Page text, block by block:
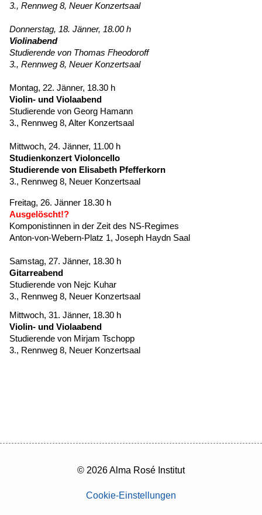
3., Rennweg 8, Neuer Konzertsaal
Donnerstag, 18. Jänner, 18.00 h
Violinabend
Studierende von Thomas Fheodoroff
3., Rennweg 8, Neuer Konzertsaal
Montag, 22. Jänner, 18.30 h
Violin- und Violaabend
Studierende von Georg Hamann
3., Rennweg 8, Alter Konzertsaal
Mittwoch, 24. Jänner, 11.00 h
Studienkonzert Violoncello
Studierende von Elisabeth Pfefferkorn
3., Rennweg 8, Neuer Konzertsaal
Freitag, 26. Jänner 18.30 h
Ausgelöscht!?
Komponistinnen in der Zeit des NS-Regimes
Anton-von-Webern-Platz 1, Joseph Haydn Saal
Samstag, 27. Jänner, 18.30 h
Gitarreabend
Studierende von Nejc Kuhar
3., Rennweg 8, Neuer Konzertsaal
Mittwoch, 31. Jänner, 18.30 h
Violin- und Violaabend
Studierende von Mirjam Tschopp
3., Rennweg 8, Neuer Konzertsaal
© 2026 Alma Rosé Institut
Cookie-Einstellungen